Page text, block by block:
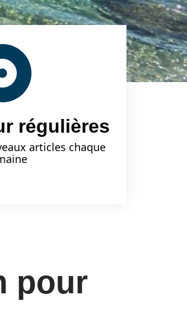
régulières
articles chaque
pour